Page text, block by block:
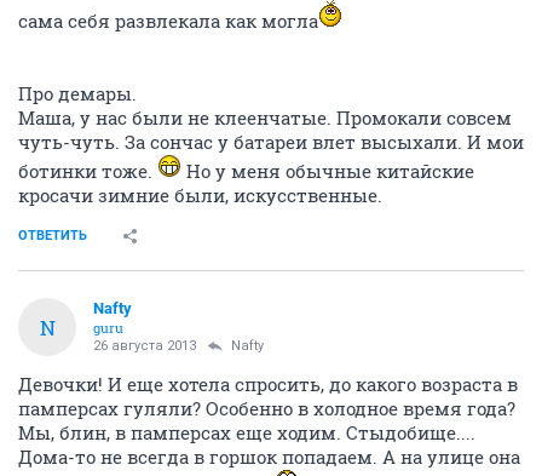
сама себя развлекала как могла
Про демары.
Маша, у нас были не клеенчатые. Промокали совсем
чуть-чуть. За сончас у батареи влет высыхали. И мои
ботинки тоже.
Но у меня обычные китайские
кросачи зимние были, искусственные.
ОТВЕТИТЬ
N
Nafty
guru
26 августа 2013 Nafty
Девочки! И еще хотела спросить, до какого возраста в
памперсах гуляли? Особенно в холодное время года?
Мы, блин, в памперсах еще ходим. Стыдобище....
Дома-то не всегда в горшок попадаем. А на улице она